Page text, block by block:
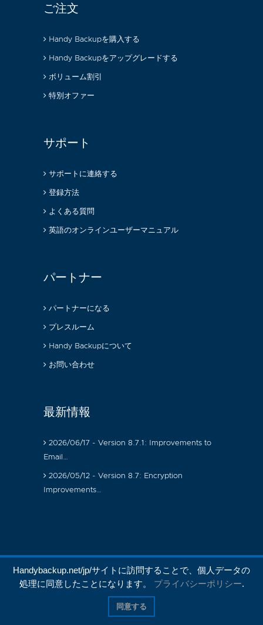
ご注文
Handy Backupを購入する
Handy Backupをアップグレードする
ボリューム割引
特別オファー
サポート
サポートに連絡する
登録方法
よくある質問
英語のオンラインユーザーマニュアル
パートナー
パートナーになる
プレスルーム
Handy Backupについて
お問い合わせ
最新情報
2026/06/17 - Version 8.7.1: Improvements to
Email…
2026/05/12 - Version 8.7: Encryption
Improvements…
Handybackup.net/jp/サイトに訪問することで、個人データの
処理に同意したことになります。 プライバシーポリシー.
同意する